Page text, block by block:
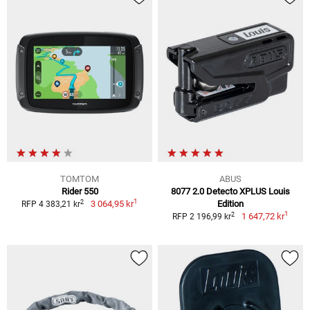
TOMTOM
Rider 550
RFP 4 383,21 kr2 3 064,95 kr1
ABUS
8077 2.0 Detecto XPLUS Louis
Edition
RFP 2 196,99 kr2 1 647,72 kr1